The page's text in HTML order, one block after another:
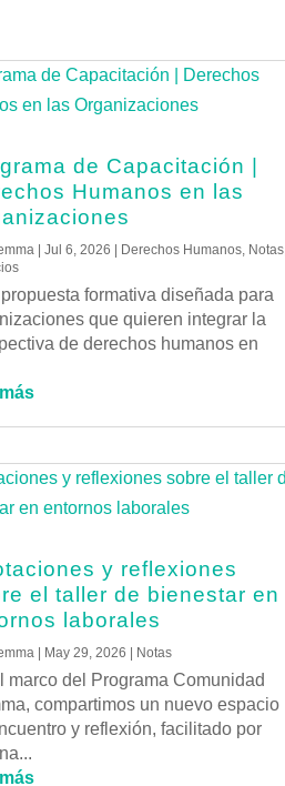
de Capacitación |
Humanos en las
|Jul 6, 2026 | Derechos Humanos Notas
formativa diseñada para
que quieren integrar la
de derechos humanos en
y reflexiones
el taller de bienestar en
laborales
| May 29, 2026 | Notas
marco del Programa Comunidad
compartimos un nuevo espacio
y reflexión, facilitado por